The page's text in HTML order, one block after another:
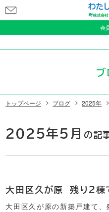
会
問
い
合
ブ
トップページ ブログ 2025年
2025年5月 の記
大田区久が原 残り2棟
大田区久が原の新築戸建て